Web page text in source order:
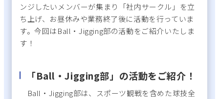
ンジしたいメンバーが集まり「社内サークル」を立
ち上げ、お昼休みや業務終了後に活動を行っていま
す。今回はBall・Jigging部の活動をご紹介いたしま
す！
「Ball・Jigging部」の活動をご紹介！
Ball・Jigging部は、スポーツ観戦を含めた球技全